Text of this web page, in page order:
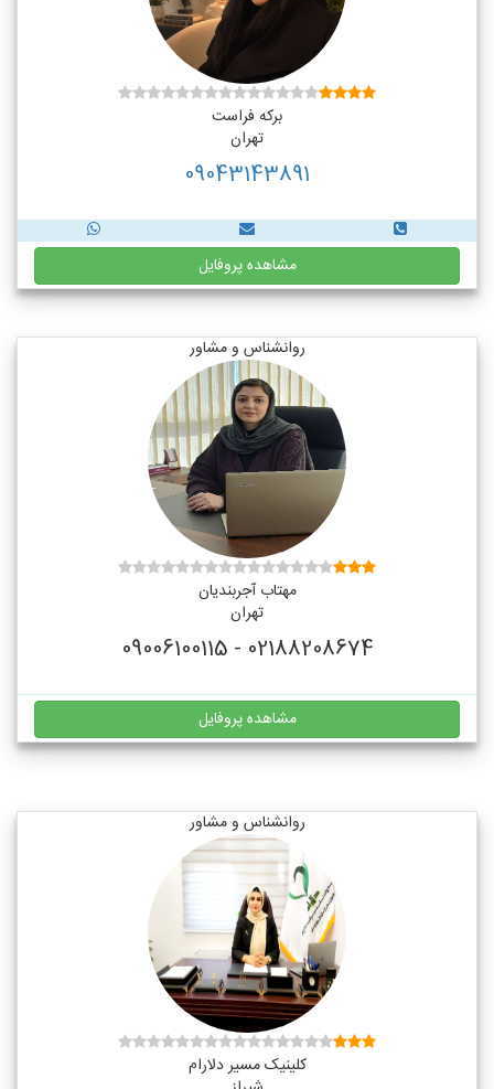
برکه فراست
تهران
09043143891
مشاهده پروفایل
روانشناس و مشاور
مهتاب آجربندیان
تهران
02188208674 - 09006100115
مشاهده پروفایل
روانشناس و مشاور
کلینیک مسیر دلارام